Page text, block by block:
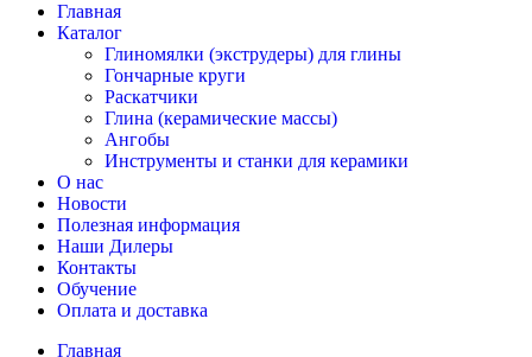
Главная
Каталог
Глиномялки (экструдеры) для глины
Гончарные круги
Раскатчики
Глина (керамические массы)
Ангобы
Инструменты и станки для керамики
О нас
Новости
Полезная информация
Наши Дилеры
Контакты
Обучение
Оплата и доставка
Главная